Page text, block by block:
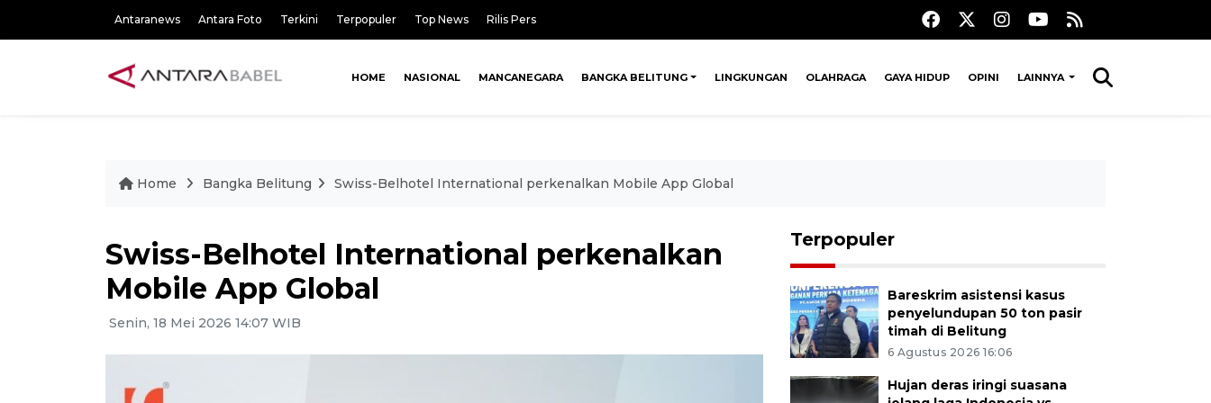
Antaranews Antara Foto Terkini Terpopuler Top News Rilis Pers
HOME NASIONAL MANCANEGARA BANGKA BELITUNG LINGKUNGAN OLAHRAGA GAYA HIDUP OPINI LAINNYA
Home Bangka Belitung Swiss-Belhotel International perkenalkan Mobile App Global
Swiss-Belhotel International perkenalkan
Mobile App Global
Senin, 18 Mei 2026 14:07 WIB
Terpopuler
Bareskrim asistensi kasus
penyelundupan 50 ton pasir
timah di Belitung
6 Agustus 2026 16:06
Hujan deras iringi suasana